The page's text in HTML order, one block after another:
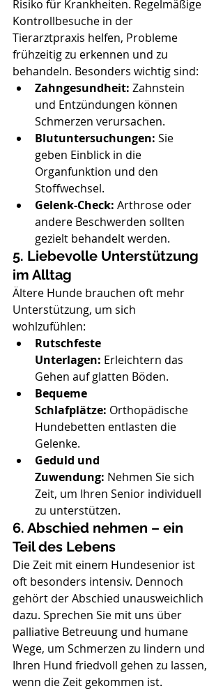
Risiko für Krankheiten. Regelmäßige
Kontrollbesuche in der
Tierarztpraxis helfen, Probleme
frühzeitig zu erkennen und zu
behandeln. Besonders wichtig sind:
Zahngesundheit: Zahnstein
und Entzündungen können
Schmerzen verursachen.
Blutuntersuchungen: Sie
geben Einblick in die
Organfunktion und den
Stoffwechsel.
Gelenk-Check: Arthrose oder
andere Beschwerden sollten
gezielt behandelt werden.
5. Liebevolle Unterstützung
im Alltag
Ältere Hunde brauchen oft mehr
Unterstützung, um sich
wohlzufühlen:
Rutschfeste
Unterlagen: Erleichtern das
Gehen auf glatten Böden.
Bequeme
Schlafplätze: Orthopädische
Hundebetten entlasten die
Gelenke.
Geduld und
Zuwendung: Nehmen Sie sich
Zeit, um Ihren Senior individuell
zu unterstützen.
6. Abschied nehmen – ein
Teil des Lebens
Die Zeit mit einem Hundesenior ist
oft besonders intensiv. Dennoch
gehört der Abschied unausweichlich
dazu. Sprechen Sie mit uns über
palliative Betreuung und humane
Wege, um Schmerzen zu lindern und
Ihren Hund friedvoll gehen zu lassen,
wenn die Zeit gekommen ist.